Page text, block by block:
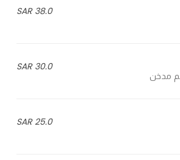
38.0 SAR
30.0 SAR
25.0 SAR